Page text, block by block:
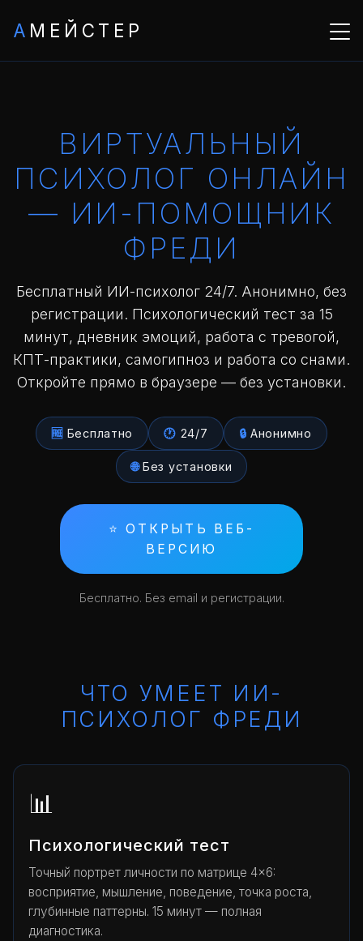
А МЕЙСТЕР
ВИРТУАЛЬНЫЙ
ПСИХОЛОГ ОНЛАЙН
— ИИ-ПОМОЩНИК
ФРЕДИ
Бесплатный ИИ-психолог 24/7. Анонимно, без
регистрации. Психологический тест за 15
минут, дневник эмоций, работа с тревогой,
КПТ-практики, самогипноз и работа со снами.
Откройте прямо в браузере — без установки.
🆓 Бесплатно 🕐 24/7 🔒 Анонимно
🌐Без установки
⭐ ОТКРЫТЬ ВЕБ-
ВЕРСИЮ
Бесплатно. Без email и регистрации.
ЧТО УМЕЕТ ИИ-
ПСИХОЛОГ ФРЕДИ
📊
Психологический тест
Точный портрет личности по матрице 4×6:
восприятие, мышление, поведение, точка роста,
глубинные паттерны. 15 минут — полная
диагностика.